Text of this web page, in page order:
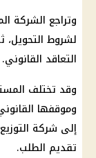
وتراجع الشركة
لشروط التحويل،
التعاقد القانوني.
وقد تختلف
وموقفها
إلى شركة
تقديم الطلب.